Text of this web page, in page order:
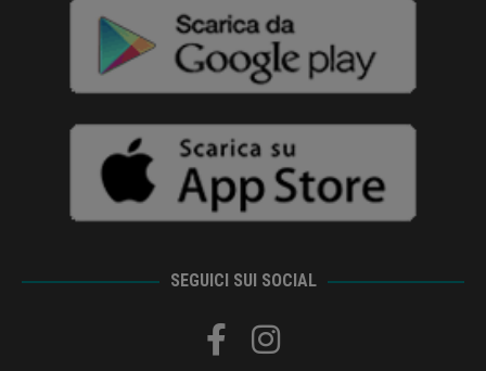
SEGUICI SUI SOCIAL